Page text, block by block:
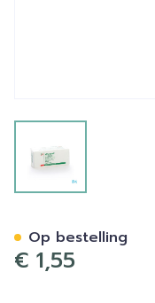
€ 1,55
Op bestelling